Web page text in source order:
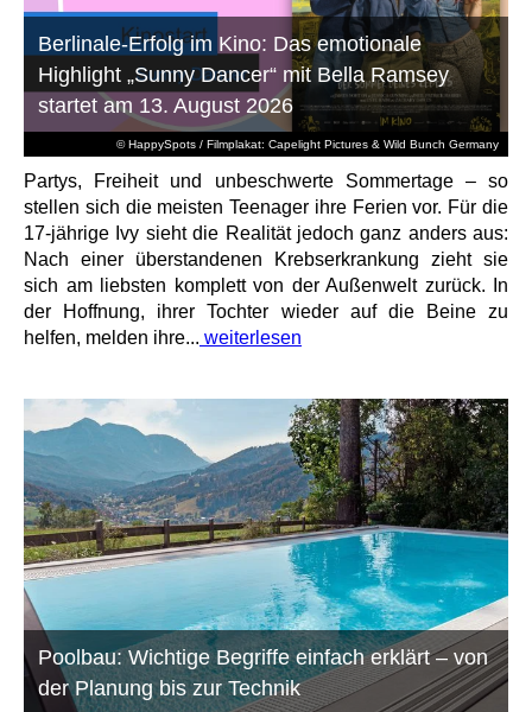
© HappySpots / Filmplakat: Capelight Pictures & Wild Bunch Germany
Berlinale-Erfolg im Kino: Das emotionale
Highlight „Sunny Dancer“ mit Bella Ramsey
startet am 13. August 2026
Partys, Freiheit und unbeschwerte Sommertage – so
stellen sich die meisten Teenager ihre Ferien vor. Für die
17-jährige Ivy sieht die Realität jedoch ganz anders aus:
Nach einer überstandenen Krebserkrankung zieht sie
sich am liebsten komplett von der Außenwelt zurück. In
der Hoffnung, ihrer Tochter wieder auf die Beine zu
helfen, melden ihre... weiterlesen
Poolbau: Wichtige Begriffe einfach erklärt – von
der Planung bis zur Technik